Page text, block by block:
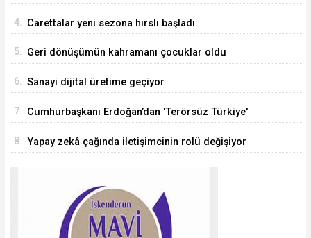
4. Carettalar yeni sezona hırslı başladı
5. Geri dönüşümün kahramanı çocuklar oldu
6. Sanayi dijital üretime geçiyor
7. Cumhurbaşkanı Erdoğan’dan 'Terörsüz Türkiye'
8. Yapay zekâ çağında iletişimcinin rolü değişiyor